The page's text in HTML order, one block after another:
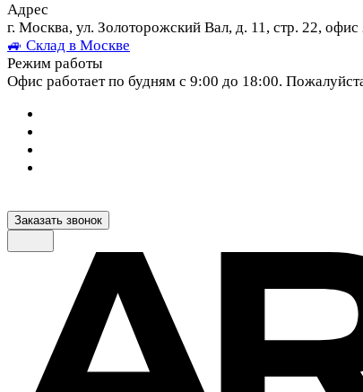
Адрес
г. Москва, ул. Золоторожский Вал, д. 11, стр. 22, офис
🚙 Склад в Москве
Режим работы
Офис работает по будням с 9:00 до 18:00.
Заказать звонок